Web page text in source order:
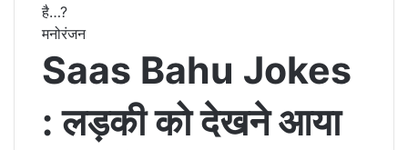
है…?
मनोरंजन
Saas Bahu Jokes
: लड़की को देखने आया